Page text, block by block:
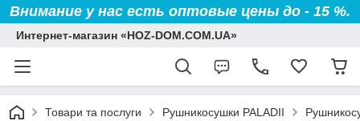
Внимание у нас есть оптовые цены до - 15 %.
Интернет-магазин «HOZ-DOM.COM.UA»
Товари та послуги Рушникосушки PALADII